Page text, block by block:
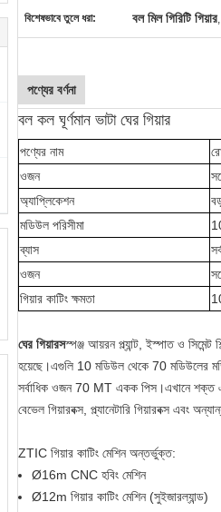
বিশেষভাবে তুলে ধরা: বল মিল গিরিটি গিয়ার,
পণ্যের বর্ণনা
বল কল ঘূর্ণমান ভাটা ঘের গিয়ার
পণ্যের নাম
ওজন
অ্যাপ্লিকেশন
মডিউল পরিসীমা
ব্যাস
ওজন
গিয়ার কাটিং ক্ষমতা
ঘের গিয়ারসস্পঞ্জ আয়রন প্ল্যান্ট, ইস্পাত ও সিমেন্ট
হয়েছে।এগুলি 10 মডিউল থেকে 70 মডিউলের
সর্বাধিক ওজন 70 MT একক পিস।এখানে শক্ত এবং
বেভেল গিয়ারবক্স, প্ল্যানেটারি গিয়ারবক্স এবং
ZTIC গিয়ার কাটিং মেশিন অন্তর্ভুক্ত:
Ø16m CNC হবিং মেশিন
Ø12m গিয়ার কাটিং মেশিন (সুইজারল্যান্ড)